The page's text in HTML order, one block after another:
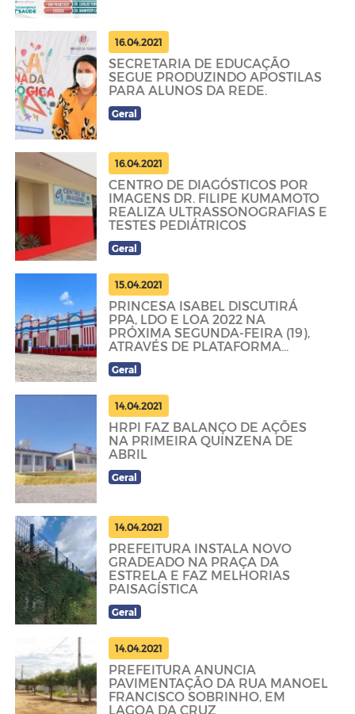
16.04.2021
SECRETARIA DE EDUCAÇÃO
SEGUE PRODUZINDO APOSTILAS
PARA ALUNOS DA REDE.
Geral
16.04.2021
CENTRO DE DIAGÓSTICOS POR
IMAGENS DR. FILIPE KUMAMOTO
REALIZA ULTRASSONOGRAFIAS E
TESTES PEDIÁTRICOS
Geral
15.04.2021
PRINCESA ISABEL DISCUTIRÁ
PPA, LDO E LOA 2022 NA
PRÓXIMA SEGUNDA-FEIRA (19),
ATRAVÉS DE PLATAFORMA
VIRTUAL
Geral
14.04.2021
HRPI FAZ BALANÇO DE AÇÕES
NA PRIMEIRA QUINZENA DE
ABRIL
Geral
14.04.2021
PREFEITURA INSTALA NOVO
GRADEADO NA PRAÇA DA
ESTRELA E FAZ MELHORIAS
PAISAGÍSTICA
Geral
14.04.2021
PREFEITURA ANUNCIA
PAVIMENTAÇÃO DA RUA MANOEL
FRANCISCO SOBRINHO, EM
LAGOA DA CRUZ